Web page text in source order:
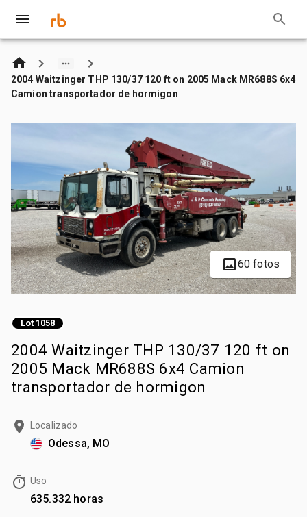
2004 Waitzinger THP 130/37 120 ft on 2005 Mack MR688S 6x4
Camion transportador de hormigon
60 fotos
Lot 1058
2004 Waitzinger THP 130/37 120 ft on
2005 Mack MR688S 6x4 Camion
transportador de hormigon
Localizado
Odessa, MO
Uso
635.332 horas